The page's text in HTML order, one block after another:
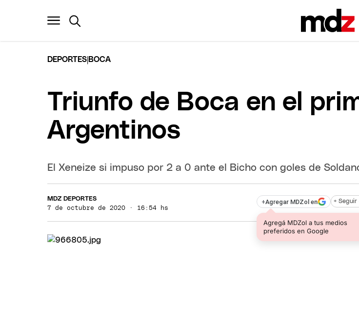
DEPORTES BOCA
Triunfo de Boca en el
Argentinos
El Xeneize si impuso por 2 a 0 ante el Bicho con goles de
MDZ DEPORTES
7 de octubre de 2020 · 16:54 hs
+Agregar MDZol en
Agregá MDZol a tus medios
preferidos en Google
+ Seguir